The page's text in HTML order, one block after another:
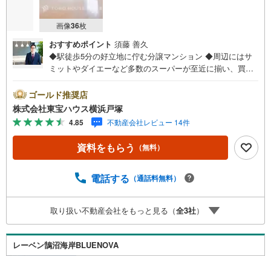
画像36枚
おすすめポイント 須藤 善久
◆駅徒歩5分の好立地に佇む分譲マンション ◆周辺にはサ
ミットやダイエーなど多数のスーパーが至近に揃い、買い
ステューディオ。2口ガスコンロや浴室換気乾燥暖房機など
快適な設備が充実◆オートロックや防犯カメラ、宅配ボッ
クスを完備し、24時間ゴミ出しも可能な利便性と安心感を
両立 ＝＝＝＝＝＝＝＝＝＝＝＝＝＝＝＝＝＝＝＝【東宝ハ
ウス横浜戸塚】提携銀行 じぶん銀行利用可 *がん100％保証
団信＋全疾病保障付き＝＝＝＝＝＝＝＝＝＝＝＝＝＝＝＝
毎日、ご見学・ご相談が可能です。9:00～21:00まで。ご自
相談下さい。○FPによるライフプランのシミュレーション
ライフプランにあった資金計画や、住宅ローンのご相談な
ど。○キッズスペースもご用意しております○お車の無料提
携駐車場がございます詳しくは営業スタッフよりお伝えさ
せて頂きます。なんでもお気軽にお申し付けくださいま
ゴールド推奨店
株式会社東宝ハウス横浜戸塚
4.85 不動産会社レビュー 14件
資料をもらう （無料）
電話する （通話料無料）
取り扱い不動産会社をもっと見る（全3社）
レーベン鵠沼海岸BLUENOVA